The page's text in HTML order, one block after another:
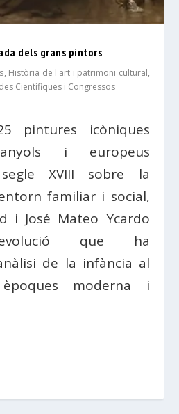
dels grans pintors
, Història de l'art i patrimoni cultural,
Científiques i Congressos
pintures icòniques
i europeus
XVIII sobre la
familiar i social,
i José Mateo Ycardo
que ha
de la infància al
moderna i